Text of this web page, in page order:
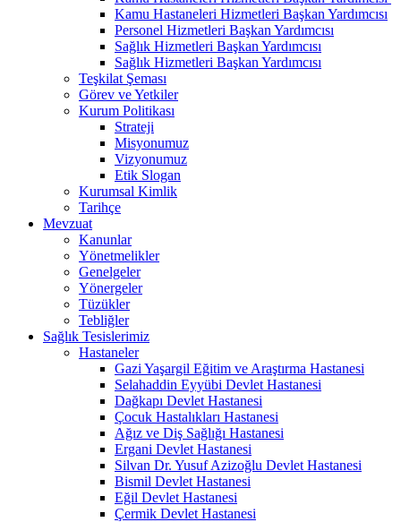
Kamu Hastaneleri Hizmetleri Başkan Yardımcısı
Personel Hizmetleri Başkan Yardımcısı
Sağlık Hizmetleri Başkan Yardımcısı
Sağlık Hizmetleri Başkan Yardımcısı
Teşkilat Şeması
Görev ve Yetkiler
Kurum Politikası
Strateji
Misyonumuz
Vizyonumuz
Etik Slogan
Kurumsal Kimlik
Tarihçe
Mevzuat
Kanunlar
Yönetmelikler
Genelgeler
Yönergeler
Tüzükler
Tebliğler
Sağlık Tesislerimiz
Hastaneler
Gazi Yaşargil Eğitim ve Araştırma Hastanesi
Selahaddin Eyyübi Devlet Hastanesi
Dağkapı Devlet Hastanesi
Çocuk Hastalıkları Hastanesi
Ağız ve Diş Sağlığı Hastanesi
Ergani Devlet Hastanesi
Silvan Dr. Yusuf Azizoğlu Devlet Hastanesi
Bismil Devlet Hastanesi
Eğil Devlet Hastanesi
Çermik Devlet Hastanesi